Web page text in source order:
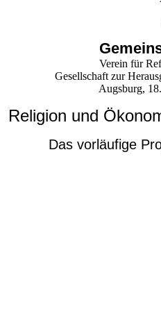
Verein für
Gesellschaft zur
Augsburg,
Religion und
Das vorläufige